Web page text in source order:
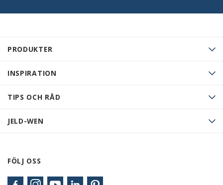
PRODUKTER
INSPIRATION
TIPS OCH RÅD
JELD-WEN
FÖLJ OSS